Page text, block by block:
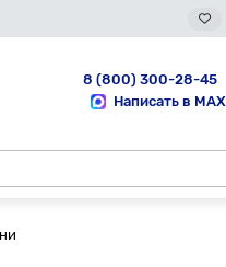
8 (800) 300-28-45
Написать в MAX